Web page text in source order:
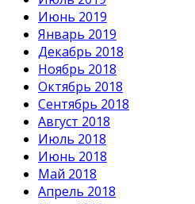
Июнь 2019
Январь 2019
Декабрь 2018
Ноябрь 2018
Октябрь 2018
Сентябрь 2018
Август 2018
Июль 2018
Июнь 2018
Май 2018
Апрель 2018